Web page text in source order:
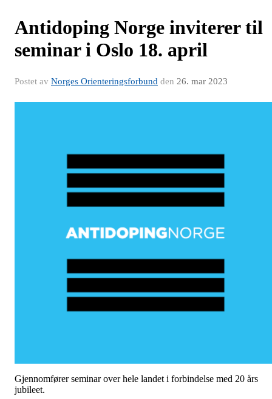
Antidoping Norge inviterer til
seminar i Oslo 18. april
Postet av Norges Orienteringsforbund den 26. mar 2023
Gjennomfører seminar over hele landet i forbindelse med 20 års
jubileet.